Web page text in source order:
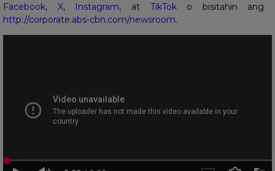
Facebook, X,Instagram, atTikToko bisitahin ang
http://corporate.abs-cbn.com/newsroom.